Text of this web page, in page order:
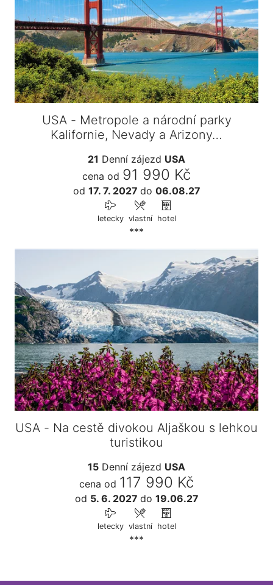
USA - Metropole a národní parky
Kalifornie, Nevady a Arizony…
21 Denní zájezd USA
cena od 91 990 Kč
od 17. 7. 2027 do 06.08.27
letecky vlastní hotel
***
USA - Na cestě divokou Aljaškou s lehkou
turistikou
15 Denní zájezd USA
cena od 117 990 Kč
od 5. 6. 2027 do 19.06.27
letecky vlastní hotel
***